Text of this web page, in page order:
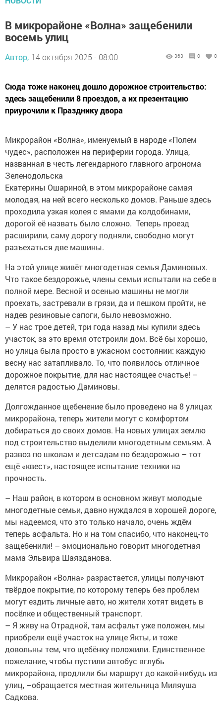
В микрорайоне «Волна» защебенили
восемь улиц
Автор, 14 октября 2025 - 08:00 363 0 0
Сюда тоже наконец дошло дорожное строительство:
здесь защебенили 8 проездов, а их презентацию
приурочили к Празднику двора
Микрорайон «Волна», именуемый в народе «Полем
чудес», расположен на периферии города. Улица,
названная в честь легендарного главного агронома
Зеленодольска
Екатерины Ошариной, в этом микрорайоне самая
молодая, на ней всего несколько домов. Раньше здесь
проходила узкая колея с ямами да колдобинами,
дорогой её назвать было сложно. Теперь проезд
расширили, саму дорогу подняли, свободно могут
разъехаться две машины.
На этой улице живёт многодетная семья Даминовых.
Что такое бездорожье, члены семьи испытали на себе в
полной мере. Весной и осенью машины не могли
проехать, застревали в грязи, да и пешком пройти, не
надев резиновые сапоги, было невозможно.
– У нас трое детей, три года назад мы купили здесь
участок, за это время отстроили дом. Всё бы хорошо,
но улица была просто в ужасном состоянии: каждую
весну нас затапливало. То, что появилось отличное
дорожное покрытие, для нас настоящее счастье! –
делятся радостью Даминовы.
Долгожданное щебенение было проведено на 8 улицах
микрорайона, теперь жители могут с комфортом
добираться до своих домов. На новых улицах землю
под строительство выделили многодетным семьям. А
развоз по школам и детсадам по бездорожью – тот
ещё «квест», настоящее испытание техники на
прочность.
– Наш район, в котором в основном живут молодые
многодетные семьи, давно нуждался в хорошей дороге,
мы надеемся, что это только начало, очень ждём
теперь асфальта. Но и на том спасибо, что наконец-то
защебенили! – эмоционально говорит многодетная
мама Эльвира Шаязданова.
Микрорайон «Волна» разрастается, улицы получают
твёрдое покрытие, по которому теперь без проблем
могут ездить личные авто, но жители хотят видеть в
посёлке и общественный транспорт.
– Я живу на Отрадной, там асфальт уже положен, мы
приобрели ещё участок на улице Якты, и тоже
довольны тем, что щебёнку положили. Единственное
пожелание, чтобы пустили автобус вглубь
микрорайона, продлили бы маршрут до какой-нибудь из
улиц, –обращается местная жительница Миляуша
Садкова.